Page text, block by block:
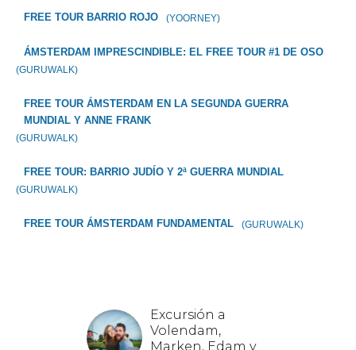
FREE TOUR BARRIO ROJO (YOORNEY)
ÁMSTERDAM IMPRESCINDIBLE: EL FREE TOUR #1 DE OSO
(GURUWALK)
FREE TOUR ÁMSTERDAM EN LA SEGUNDA GUERRA
MUNDIAL Y ANNE FRANK
(GURUWALK)
FREE TOUR: BARRIO JUDÍO Y 2ª GUERRA MUNDIAL
(GURUWALK)
FREE TOUR ÁMSTERDAM FUNDAMENTAL (GURUWALK)